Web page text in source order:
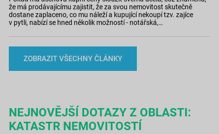
že má prodávajícímu zajistit, že za svou nemovitost skutečně
dostane zaplaceno, co mu náleží a kupující nekoupí tzv. zajíce
v pytli, nabízí se hned několik možností - notářská,…
ZOBRAZIT VŠECHNY ČLÁNKY
NEJNOVĚJŠÍ DOTAZY Z OBLASTI:
KATASTR NEMOVITOSTÍ